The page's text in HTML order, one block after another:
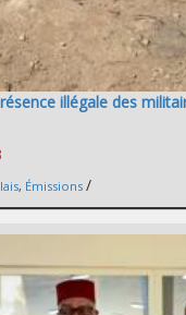
illégale des
, Émissions /